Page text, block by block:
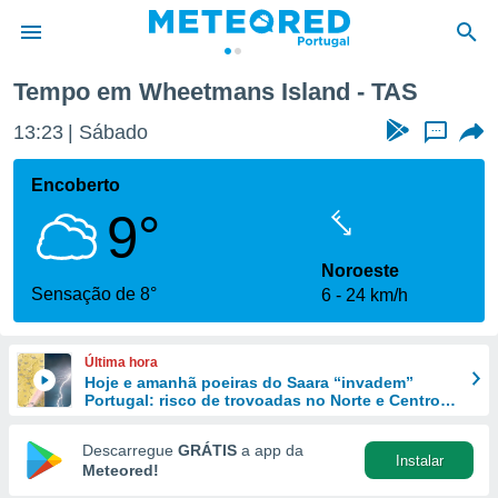
da
foi
fornecidas
a este
das
e
forma
digital
Tempo em Wheetmans Island - TAS
13:23 Sábado ...
Encoberto
9°
Sensação de 8°
Noroeste
6
24 km/h
Última hora
Hoje e amanhã poeiras do Saara “invadem”
Portugal: risco de trovoadas no Norte e Centro
Descarregue GRÁTIS a app da
Meteored!
Instalar